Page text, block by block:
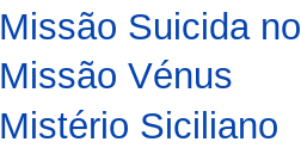
Missão Suicida
Missão Vénus
Mistério Siciliano